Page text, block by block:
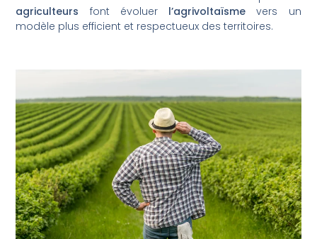
agriculteurs font évoluer l’agrivoltaïsme vers un
modèle plus efficient et respectueux des territoires.